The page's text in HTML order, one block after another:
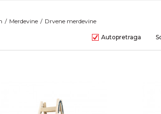
Merdevine Drvene merdevine
Autopretraga